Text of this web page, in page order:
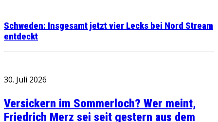
Schweden: Insgesamt jetzt vier Lecks bei Nord Stream
entdeckt
30. Juli 2026
Versickern im Sommerloch? Wer meint,
Friedrich Merz sei seit gestern aus dem